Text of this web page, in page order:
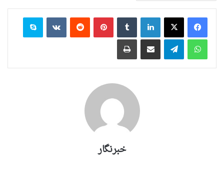
لینکدین ‫تامبلر ‫پین‌ترست‫رددیت ‫VKontakteاسکایپ
واتس آپ
تلگرام اشتراک گذاری از طریق ایمیل چاپ
خبرنگار